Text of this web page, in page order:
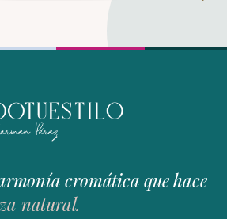
cromática que hace
natural.